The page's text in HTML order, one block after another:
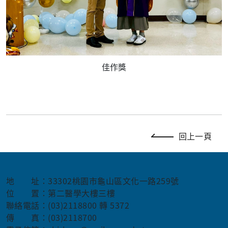
佳作獎
回上一頁
地 址：33302桃園市龜山區文化一路259號
位 置：第二醫學大樓三樓
聯絡電話：(03)2118800 轉 5372
傳 真：(03)2118700